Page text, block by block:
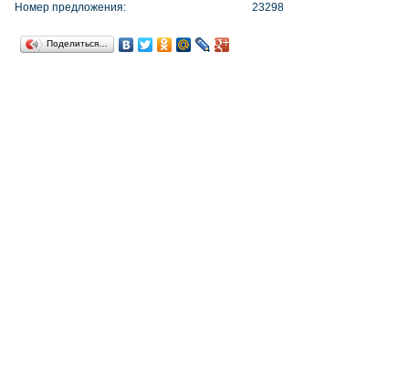
Номер предложения:
23298
Поделиться…